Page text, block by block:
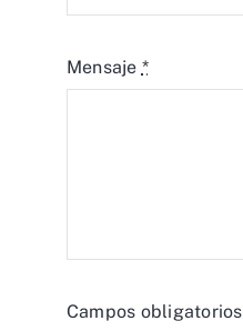
Mensaje *
Campos obligatorios